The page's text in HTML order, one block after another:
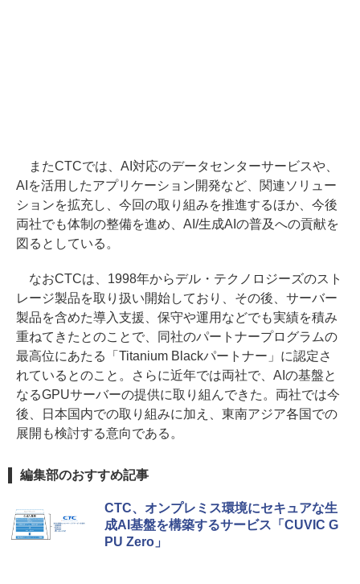
またCTCでは、AI対応のデータセンターサービスや、
AIを活用したアプリケーション開発など、関連ソリュー
ションを拡充し、今回の取り組みを推進するほか、今後
両社でも体制の整備を進め、AI/生成AIの普及への貢献を
図るとしている。
なおCTCは、1998年からデル・テクノロジーズのスト
レージ製品を取り扱い開始しており、その後、サーバー
製品を含めた導入支援、保守や運用などでも実績を積み
重ねてきたとのことで、同社のパートナープログラムの
最高位にあたる「Titanium Blackパートナー」に認定さ
れているとのこと。さらに近年では両社で、AIの基盤と
なるGPUサーバーの提供に取り組んできた。両社では今
後、日本国内での取り組みに加え、東南アジア各国での
展開も検討する意向である。
編集部のおすすめ記事
CTC、オンプレミス環境にセキュアな生
成AI基盤を構築するサービス「CUVIC G
PU Zero」